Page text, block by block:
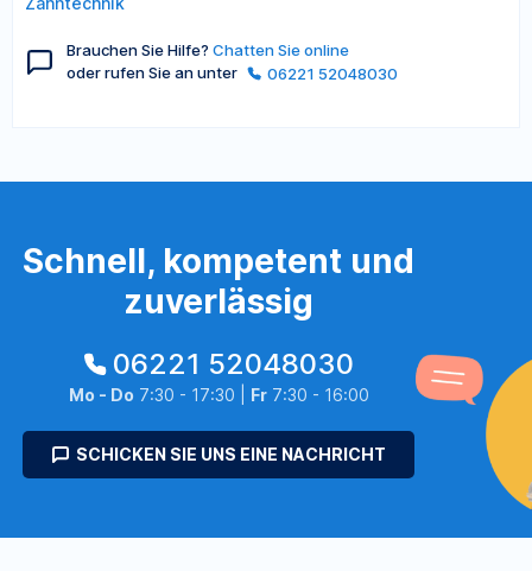
Brauchen Sie Hilfe? Chatten Sie online
oder rufen Sie an unter
06221 52048030
Schnell, kompetent und
zuverlässig
06221 52048030
Mo - Do 7:30 - 17:30 | Fr7:30 - 16:00
SCHICKEN SIE UNS EINE NACHRICHT